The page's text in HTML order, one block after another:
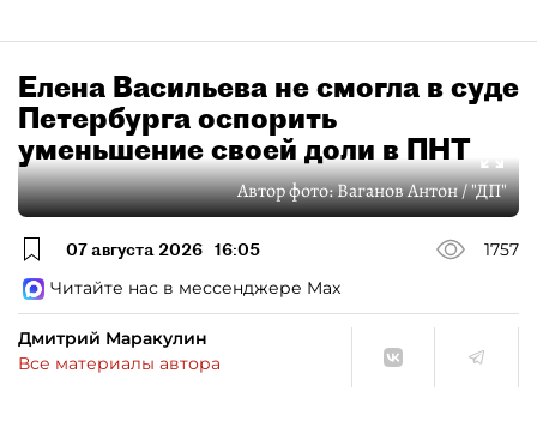
Елена Васильева не смогла в суде
Петербурга оспорить
уменьшение своей доли в ПНТ
Автор фото:Ваганов Антон / "ДП"
07 августа 2026 16:05
1757
Читайте нас в мессенджере Max
Дмитрий Маракулин
Все материалы автора